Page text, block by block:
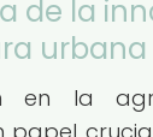
de la
urbana
en la